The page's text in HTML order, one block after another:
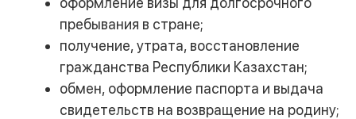
пребывания в стране;
получение, утрата, восстановление
гражданства Республики Казахстан;
обмен, оформление паспорта и выдача
свидетельств на возвращение на родину;